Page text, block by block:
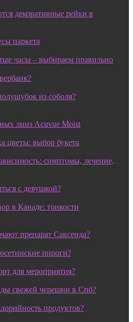
декоративные рейки в
паркета
часы – выбираем правильно
из соболя?
линз Acuvue Moist
цветы: выбор букета
симптомы, лечение,
с девушкой?
в Канаде: тонкости
препарат Саксенда?
пироги?
для мероприятия?
свежей черешни в Спб?
продуктов?